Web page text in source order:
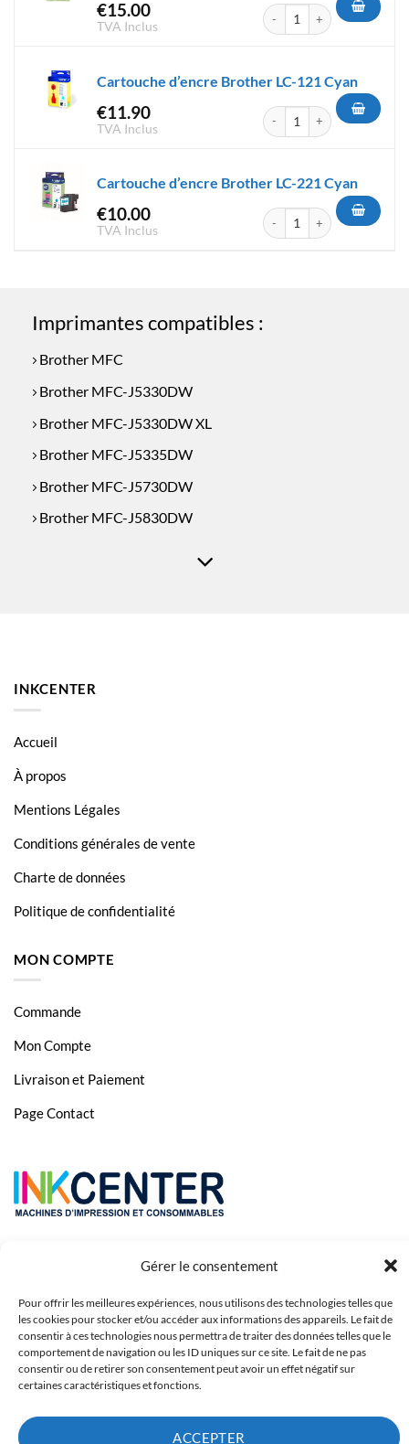
Gérer le consentement
Pour offrir les meilleures expériences, nous utilisons des technologies telles que
les cookies pour stocker et/ou accéder aux informations des appareils. Le fait de
consentir à ces technologies nous permettra de traiter des données telles que le
comportement de navigation ou les ID uniques sur ce site. Le fait de ne pas
consentir ou de retirer son consentement peut avoir un effet négatif sur
certaines caractéristiques et fonctions.
ACCEPTER
€15.00
TVA Inclus
quantité de Cartouche
Cartouche d’encre Brother LC-121 Cyan
€11.90
TVA Inclus
quantité de Cartouche
Cartouche d’encre Brother LC-221 Cyan
€10.00
TVA Inclus
quantité de Cartouche
Imprimantes compatibles :
Brother MFC
Brother MFC-J5330DW
Brother MFC-J5330DW XL
Brother MFC-J5335DW
Brother MFC-J5730DW
Brother MFC-J5830DW
Brother MFC-J6935DW
INKCENTER
Accueil
À propos
Mentions Légales
Conditions générales de vente
Charte de données
Politique de confidentialité
MON COMPTE
Commande
Mon Compte
Livraison et Paiement
Page Contact
Copyright 2023 © Inkcenter - Webdesign byMedia84